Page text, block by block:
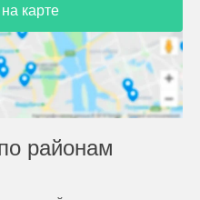
карте
районам